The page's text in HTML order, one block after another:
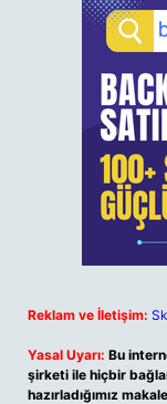
Reklam ve İletişim:
Yasal Uyarı: Bu
şirketi ile hiçbir
hazırladığımız